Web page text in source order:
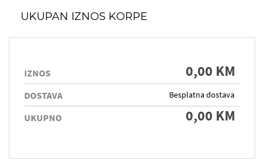
UKUPAN IZNOS KORPE
IZNOS 0,00 KM
DOSTAVA Besplatna dostava
UKUPNO 0,00 KM